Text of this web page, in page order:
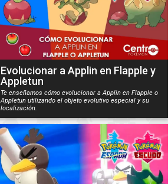
Evolucionar a Applin en Flapple y
Appletun
Te enseñamos cómo evolucionar a Applin en Flapple o
Appletun utilizando el objeto evolutivo especial y su
localización.